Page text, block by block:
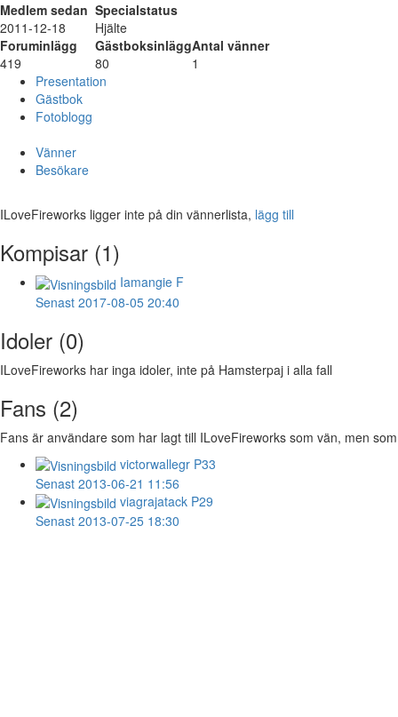
Medlem sedan Specialstatus
2011-12-18
Hjälte
Foruminlägg
GästboksinläggAntal vänner
419
80
1
Presentation
Gästbok
Fotoblogg
Vänner
Besökare
ILoveFireworks ligger inte på din vännerlista, lägg till
Kompisar (1)
Iamangie F
Senast 2017-08-05 20:40
Idoler (0)
ILoveFireworks har inga idoler, inte på Hamsterpaj i alla fall
Fans (2)
Fans är användare som har lagt till ILoveFireworks som vän, men
victorwallegr P33
Senast 2013-06-21 11:56
viagrajatack P29
Senast 2013-07-25 18:30